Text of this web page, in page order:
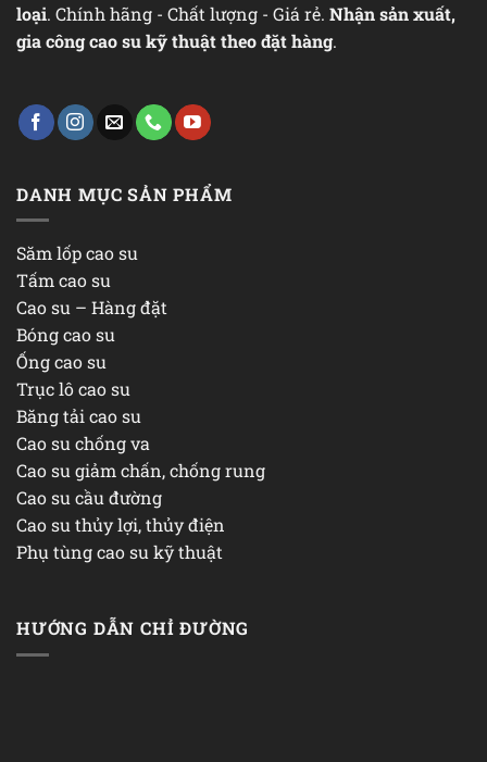
loại. Chính hãng - Chất lượng - Giá rẻ. Nhận sản xuất,
gia công cao su kỹ thuật theo đặt hàng.
DANH MỤC SẢN PHẨM
Săm lốp cao su
Tấm cao su
Cao su – Hàng đặt
Bóng cao su
Ống cao su
Trục lô cao su
Băng tải cao su
Cao su chống va
Cao su giảm chấn, chống rung
Cao su cầu đường
Cao su thủy lợi, thủy điện
Phụ tùng cao su kỹ thuật
HƯỚNG DẪN CHỈ ĐƯỜNG